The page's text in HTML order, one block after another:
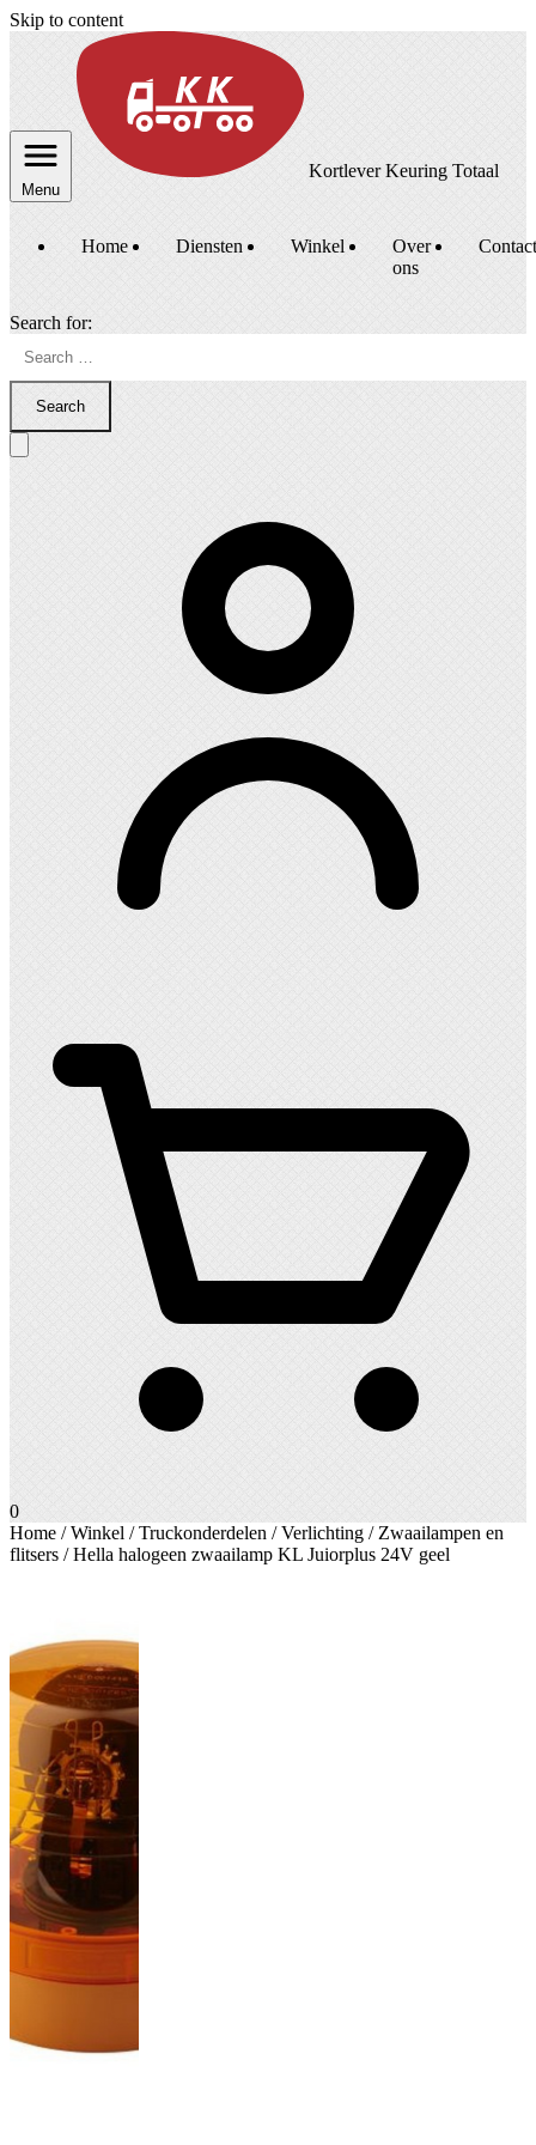
Skip to content
Menu
Kortlever Keuring Totaal
Home Diensten Winkel
Over
ons
Contact
Search for:
Search
0
Home /Winkel /Truckonderdelen /Verlichting / Zwaailampen en
flitsers / Hella halogeen zwaailamp KL Juiorplus 24V geel